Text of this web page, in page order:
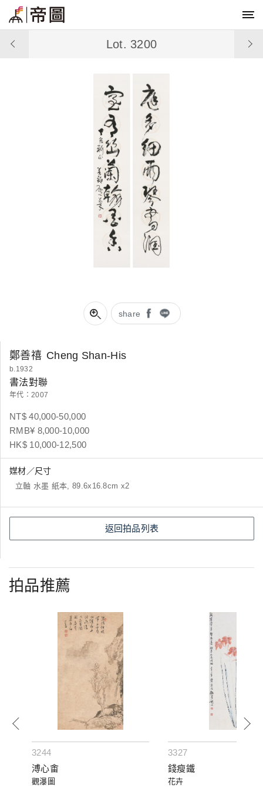
share
Lot. 3200
鄭善禧 Cheng Shan-His
b.1932
書法對聯
年代：2007
NT$ 40,000-50,000
RMB¥ 8,000-10,000
HK$ 10,000-12,500
媒材／尺寸
立軸 水墨 紙本, 89.6x16.8cm x2
返回拍品列表
拍品推薦
3244
溥心畬
觀瀑圖
3327
錢瘦鐵
花卉